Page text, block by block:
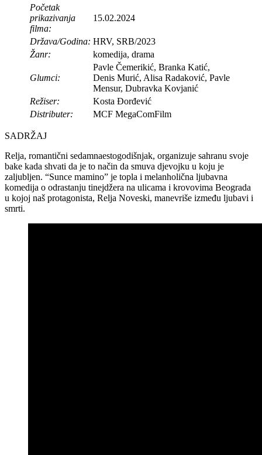
Početak
prikazivanja
filma:
15.02.2024
Država/Godina: HRV, SRB/2023
Žanr:
komedija, drama
Glumci:
Pavle Čemerikić, Branka Katić,
Denis Murić, Alisa Radaković, Pavle
Mensur, Dubravka Kovjanić
Režiser:
Kosta Đorđević
Distributer:
MCF MegaComFilm
SADRŽAJ
Relja, romantični sedamnaestogodišnjak, organizuje sahranu svoje
bake kada shvati da je to način da smuva djevojku u koju je
zaljubljen. “Sunce mamino” je topla i melanholična ljubavna
komedija o odrastanju tinejdžera na ulicama i krovovima Beograda
u kojoj naš protagonista, Relja Noveski, manevriše između ljubavi i
smrti.